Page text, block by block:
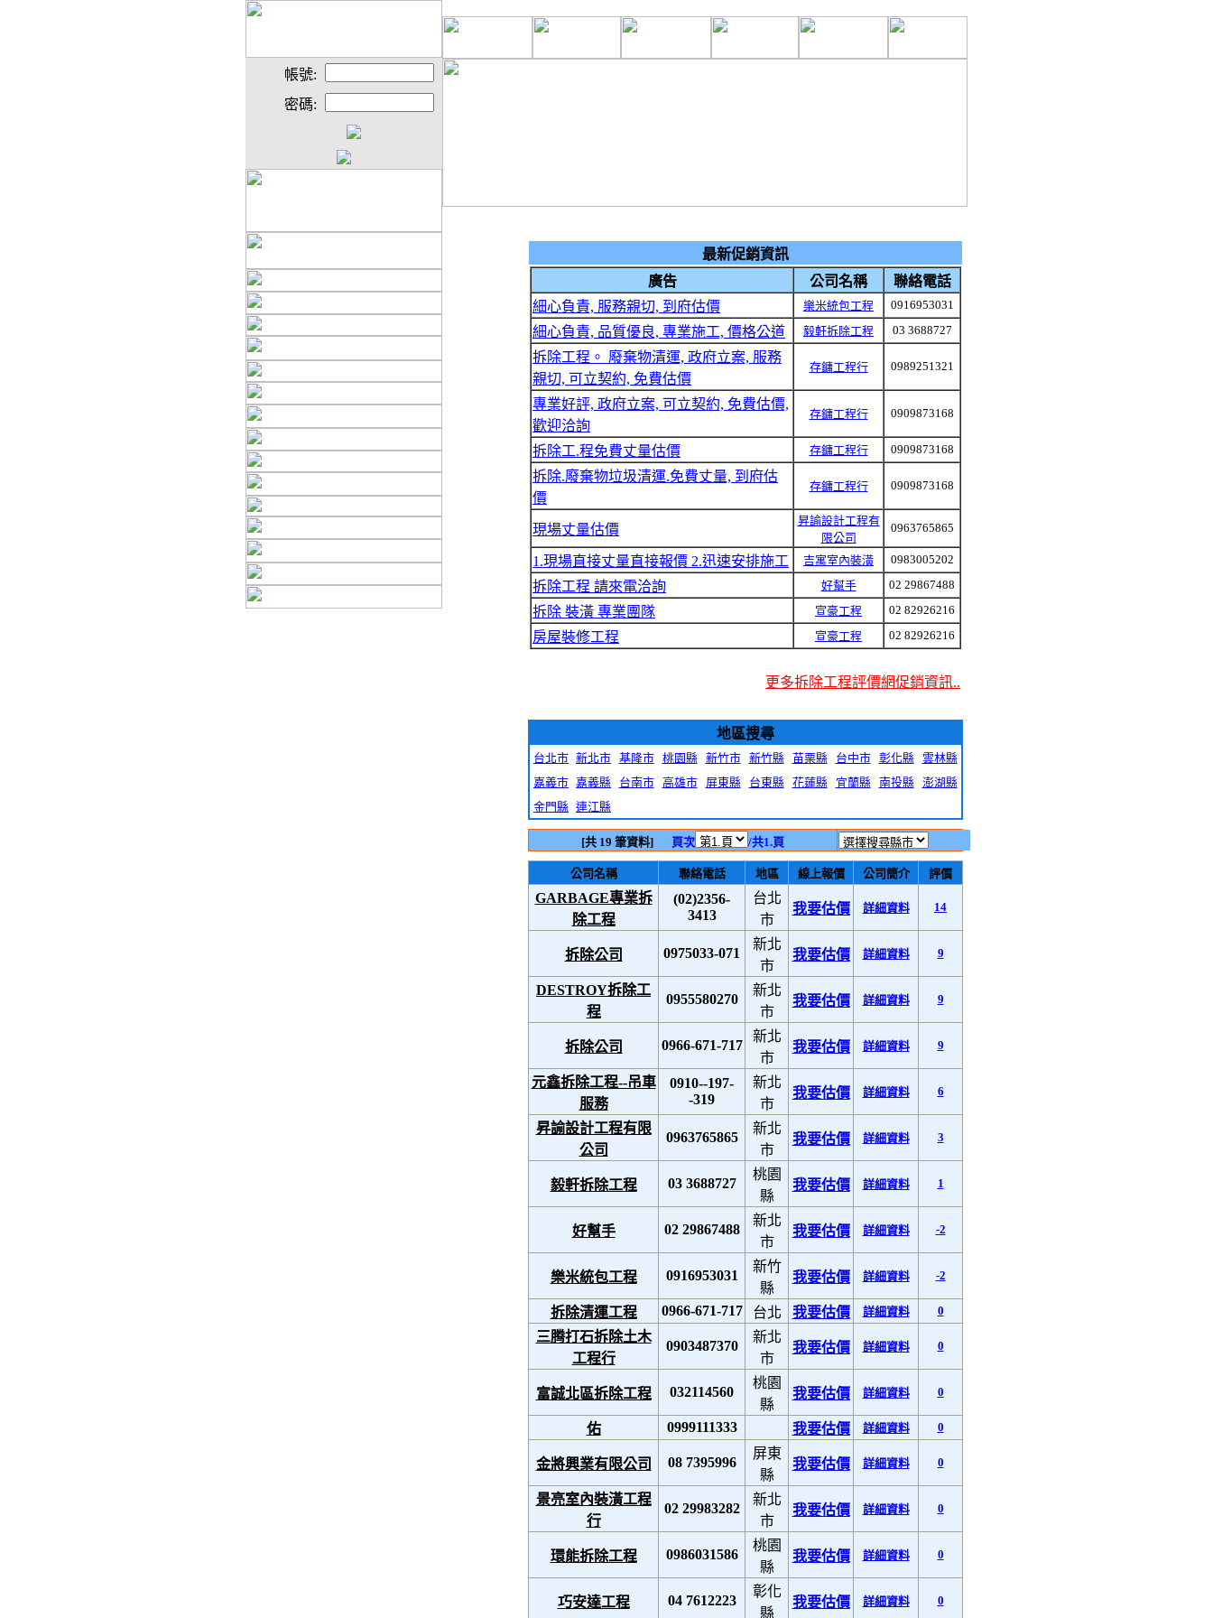
帳號:
密碼:
最新促銷資訊
廣告
公司名稱
聯絡電話
細心負責, 服務親切, 到府估價
樂米統包工程 0916953031
細心負責, 品質優良, 專業施工, 價格公道 毅軒拆除工程 03 3688727
拆除工程。 廢棄物清運, 政府立案, 服務
親切, 可立契約, 免費估價
存鏞工程行 0989251321
專業好評, 政府立案, 可立契約, 免費估價,
歡迎洽詢
存鏞工程行 0909873168
拆除工.程免費丈量估價 存鏞工程行 0909873168
拆除.廢棄物垃圾清運.免費丈量, 到府估
價
存鏞工程行 0909873168
現場丈量估價
昇諭設計工程有
限公司
0963765865
1.現場直接丈量直接報價 2.迅速安排施工 吉寓室內裝潢 0983005202
拆除工程 請來電洽詢 好幫手 02 29867488
拆除 裝潢 專業團隊 宣豪工程 02 82926216
房屋裝修工程 宣豪工程 02 82926216
更多拆除工程評價網促銷資訊..
地區搜尋
台北市 新北市 基隆市 桃園縣 新竹市 新竹縣 苗栗縣 台中市 彰化縣
雲林縣
嘉義市 嘉義縣 台南市 高雄市 屏東縣 台東縣 花蓮縣 宜蘭縣 南投縣
澎湖縣
金門縣 連江縣
[共 19 筆資料] 頁次 /共1.頁
公司名稱 聯絡電話 地區 線上報價 公司簡介 評價
GARBAGE專業拆
除工程
(02)2356-
3413
台北
市
我要估價 詳細資料 14
拆除公司 0975033-071
新北
市
我要估價 詳細資料 9
DESTROY拆除工
程
0955580270
新北
市
我要估價 詳細資料 9
拆除公司 0966-671-717
新北
市
我要估價 詳細資料 9
元鑫拆除工程--吊車
服務
0910--197-
-319
新北
市
我要估價 詳細資料 6
昇諭設計工程有限
公司
0963765865
新北
市
我要估價 詳細資料 3
毅軒拆除工程 03 3688727
桃園
縣
我要估價 詳細資料 1
好幫手 02 29867488
新北
市
我要估價 詳細資料 -2
樂米統包工程 0916953031
新竹
縣
我要估價 詳細資料 -2
拆除清運工程 0966-671-717 台北 我要估價 詳細資料 0
三腾打石拆除土木
工程行
0903487370
新北
市
我要估價 詳細資料 0
富誠北區拆除工程 032114560
桃園
縣
我要估價 詳細資料 0
佑 0999111333 我要估價 詳細資料 0
金將興業有限公司 08 7395996
屏東
縣
我要估價 詳細資料 0
景亮室內裝潢工程
行
02 29983282
新北
市
我要估價 詳細資料 0
環能拆除工程 0986031586
桃園
縣
我要估價 詳細資料 0
巧安達工程 04 7612223
彰化
縣
我要估價 詳細資料 0